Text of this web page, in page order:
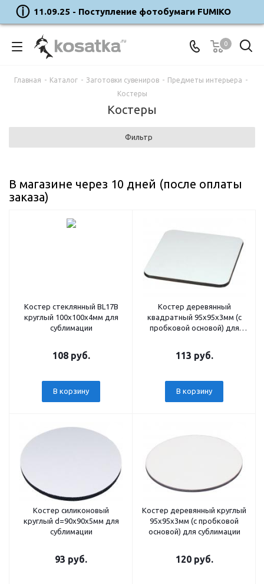
11.09.25 - Поступление фотобумаги FUMIKO
0
Главная - Каталог - Заготовки сувениров - Предметы интерьера -
Костеры
Костеры
Фильтр
В магазине через 10 дней (после оплаты
заказа)
Костер стеклянный BL17B
круглый 100х100х4мм для
сублимации
108 руб.
В корзину
Костер деревянный
квадратный 95х95х3мм (с
пробковой основой) для
113 руб.
В корзину
Костер силиконовый
круглый d=90х90х5мм для
сублимации
93 руб.
Костер деревянный круглый
95х95х3мм (с пробковой
основой) для сублимации
120 руб.